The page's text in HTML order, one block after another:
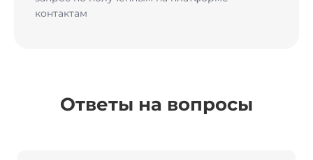
контактам
Ответы на вопросы